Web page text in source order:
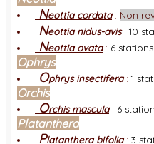
Neottia cordata: Non
Neottia nidus-avis: 10
Neottia ovata: 6 stations
Ophrys
Ophrys insectifera: 1
Orchis
Orchis mascula: 6
Platanthera
Platanthera bifolia: 3